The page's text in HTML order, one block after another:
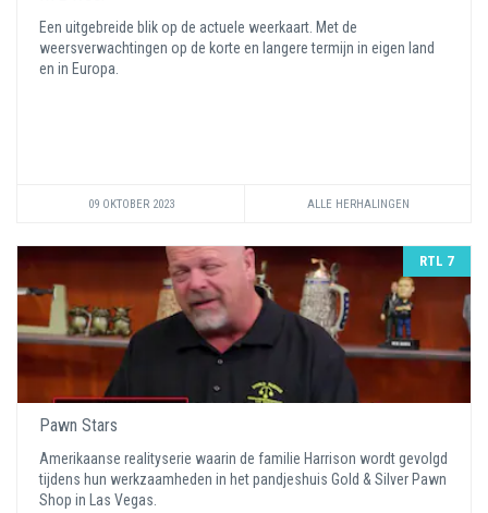
Een uitgebreide blik op de actuele weerkaart. Met de
weersverwachtingen op de korte en langere termijn in eigen land
en in Europa.
09 OKTOBER 2023 ALLE HERHALINGEN
RTL 7
Pawn Stars
Amerikaanse realityserie waarin de familie Harrison wordt gevolgd
tijdens hun werkzaamheden in het pandjeshuis Gold & Silver Pawn
Shop in Las Vegas.